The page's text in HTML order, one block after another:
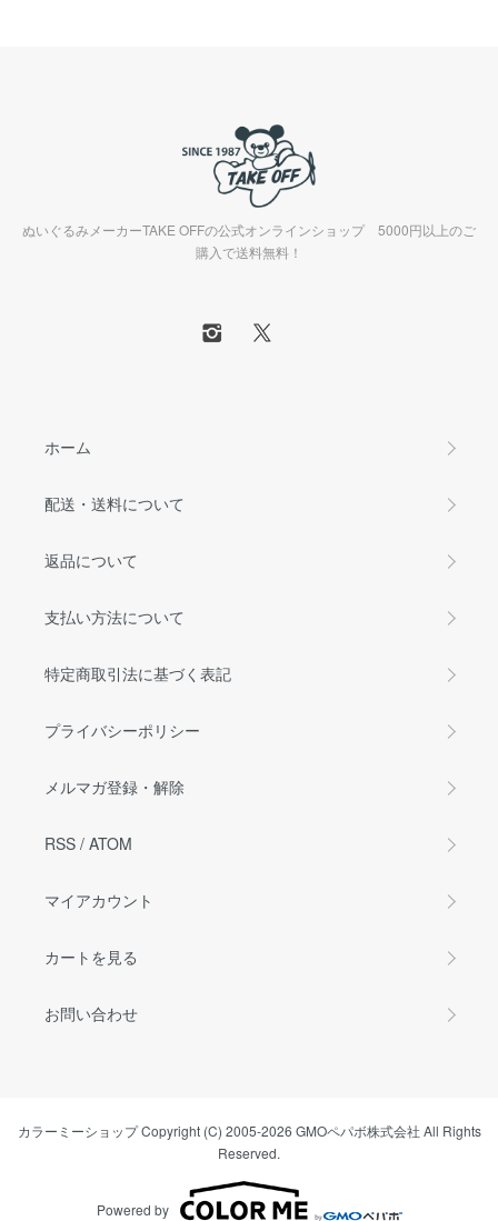
ぬいぐるみメーカーTAKE OFFの公式オンラインショップ 5000円以上のご
購入で送料無料！
ホーム
配送・送料について
返品について
支払い方法について
特定商取引法に基づく表記
プライバシーポリシー
メルマガ登録・解除
RSS / ATOM
マイアカウント
カートを見る
お問い合わせ
カラーミーショップCopyright (C) 2005-2026 GMOペパボ株式会社 All Rights
Reserved.
Powered by